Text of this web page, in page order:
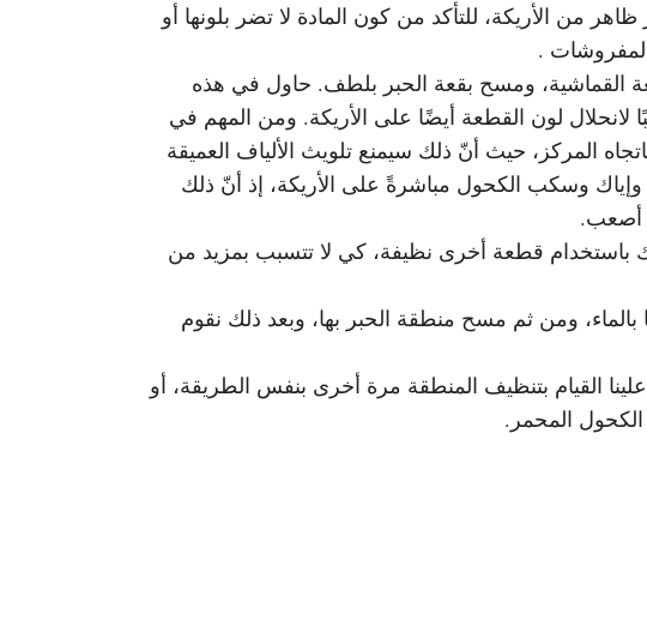
من الأريكة، للتأكد من كون المادة لا تضر بلونها أو
.
القماشية، ومسح بقعة الحبر بلطف. حاول في هذه
لانحلال لون القطعة أيضًا على الأريكة. ومن المهم في
المركز، حيث أنّ ذلك سيمنع تلويث الألياف العميقة
وسكب الكحول مباشرةً على الأريكة، إذ أنّ ذلك
أصعب.
باستخدام قطعة أخرى نظيفة، كي لا تتسبب بمزيد من
ومن ثم مسح منطقة الحبر بها، وبعد ذلك نقوم
القيام بتنظيف المنطقة مرة أخرى بنفس الطريقة، أو
المحمر.